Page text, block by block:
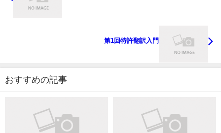
第1回特許翻訳入門
おすすめの記事